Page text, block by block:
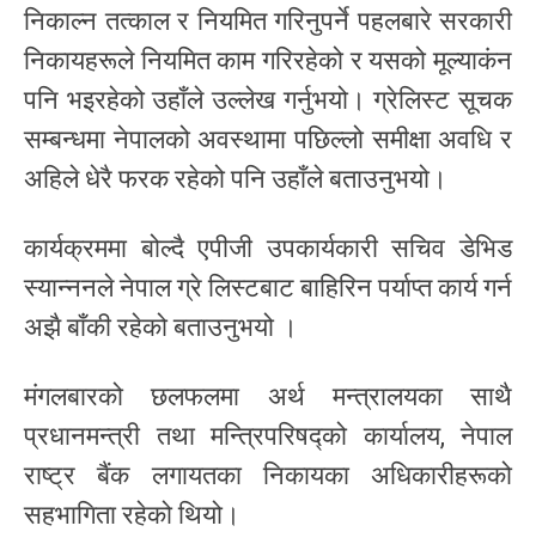
निकाल्न तत्काल र नियमित गरिनुपर्ने पहलबारे सरकारी
निकायहरूले नियमित काम गरिरहेको र यसको मूल्याकंन
पनि भइरहेको उहाँले उल्लेख गर्नुभयो। ग्रेलिस्ट सूचक
सम्बन्धमा नेपालको अवस्थामा पछिल्लो समीक्षा अवधि र
अहिले धेरै फरक रहेको पनि उहाँले बताउनुभयो।
कार्यक्रममा बोल्दै एपीजी उपकार्यकारी सचिव डेभिड
स्यान्ननले नेपाल ग्रे लिस्टबाट बाहिरिन पर्याप्त कार्य गर्न
अझै बाँकी रहेको बताउनुभयो ।
मंगलबारको छलफलमा अर्थ मन्त्रालयका साथै
प्रधानमन्त्री तथा मन्त्रिपरिषद्को कार्यालय, नेपाल
राष्ट्र बैंक लगायतका निकायका अधिकारीहरूको
सहभागिता रहेको थियो।